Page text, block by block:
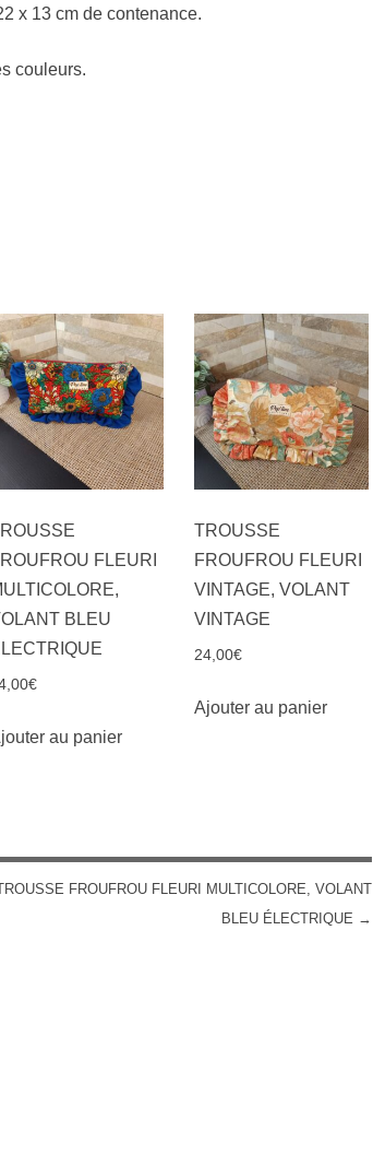
x 13 cm de contenance.
couleurs.
FLEURI
BLEU
€
au panier
TROUSSE
FROUFROU FLEURI
VINTAGE, VOLANT
VINTAGE
24,00€
Ajouter au panier
FROUFROU FLEURI MULTICOLORE, VOLANT
BLEU ÉLECTRIQUE →